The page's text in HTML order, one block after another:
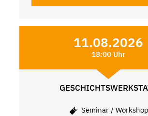
11.08.2026
18:00 Uhr
Seminar / Workshop